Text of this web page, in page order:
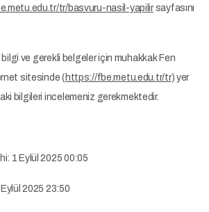
tr/basvuru-nasil-yapilirsayfasını
bilgi ve gerekli belgeler için muhakkak Fen
sitesinde ( https://fbe.metu.edu.tr/tr) yer
bilgileri incelemeniz gerekmektedir.
1 Eylül 2025 00:05
2025 23:50